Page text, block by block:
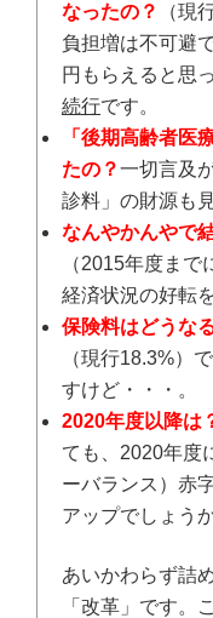
なったの？
（現
負担増は不可避
円もらえると思
続行です。
「後期高齢者医
たの？一切言及
診料」の財源も
なんやかんやで
（2015年度ま
経済状況の好転
保険料はどうな
（現行18.3%）
すけど・・・。
2020年度以降は
ても、2020年度
ーバランス）赤
アップでしょうか
あいかわらず詰
「改革」です。